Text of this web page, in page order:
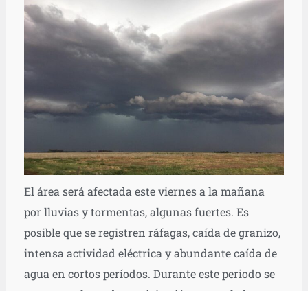
El área será afectada este viernes a la mañana
por lluvias y tormentas, algunas fuertes. Es
posible que se registren ráfagas, caída de granizo,
intensa actividad eléctrica y abundante caída de
agua en cortos períodos. Durante este periodo se